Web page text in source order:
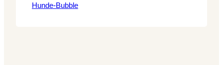
Betroffen, weil es ein offenes
Hunde-Bubble